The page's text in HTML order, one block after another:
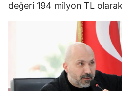
değeri 194 milyon TL